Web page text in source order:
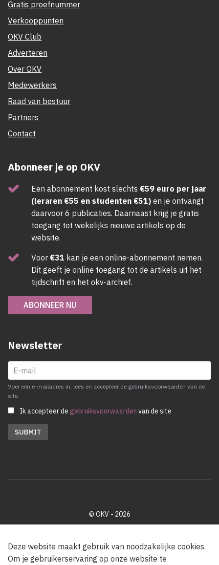
Gratis proefnummer
Verkooppunten
OKV Club
Adverteren
Over OKV
Medewerkers
Raad van bestuur
Partners
Contact
Abonneer je op OKV
Een abonnement kost slechts €59 euro per jaar
(leraren €55 en studenten €51) en je ontvangt
daarvoor 6 publicaties. Daarnaast krijg je gratis
toegang tot wekelijks nieuwe artikels op de
website.
Voor €31 kan je een online-abonnement nemen.
Dit geeft je online toegang tot de artikels uit het
tijdschrift en het okv-archief.
ABONNEER NU
Newsletter
Voer een e-mailadres in, lees en accepteer de gebruiksvoorwaarden van de
site.
Ik accepteer de gebruiksvoorwaarden van de site
© OKV - 2026
Deze website maakt gebruik van noodzakelijke cookies.
Om je gebruikerservaring op onze website te